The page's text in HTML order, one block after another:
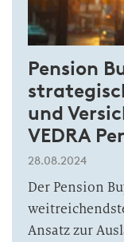
Pension
und
VEDRA
28.08.2024
Der Pension
Ansatz zur